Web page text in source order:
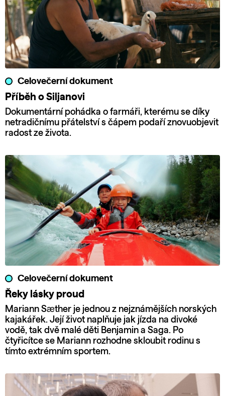
Celovečerní dokument
Příběh o Siljanovi
Dokumentární pohádka o farmáři, kterému se díky
netradičnímu přátelství s čápem podaří znovuobjevit
radost ze života.
Celovečerní dokument
Řeky lásky proud
Mariann Sæther je jednou z nejznámějších norských
kajakářek. Její život naplňuje jak jízda na divoké
vodě, tak dvě malé děti Benjamin a Saga. Po
čtyřicítce se Mariann rozhodne skloubit rodinu s
tímto extrémním sportem.